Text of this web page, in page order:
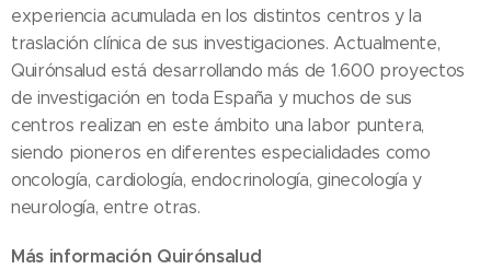
experiencia acumulada en los distintos centros y la
traslación clínica de sus investigaciones. Actualmente,
Quirónsalud está desarrollando más de 1.600 proyectos
de investigación en toda España y muchos de sus
centros realizan en este ámbito una labor puntera,
siendo pioneros en diferentes especialidades como
oncología, cardiología, endocrinología, ginecología y
neurología, entre otras.
Más información Quirónsalud